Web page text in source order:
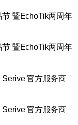
暨EchoTik两周年
暨EchoTik两周年
Serive 官方服务商
Serive 官方服务商